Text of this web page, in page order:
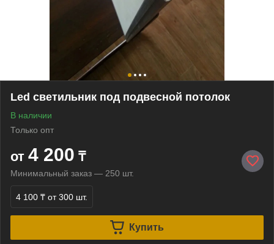
Led светильник под подвесной потолок
В наличии
Только опт
от 4 200 ₸
Минимальный заказ — 250 шт.
4 100 ₸ от 300 шт.
Купить